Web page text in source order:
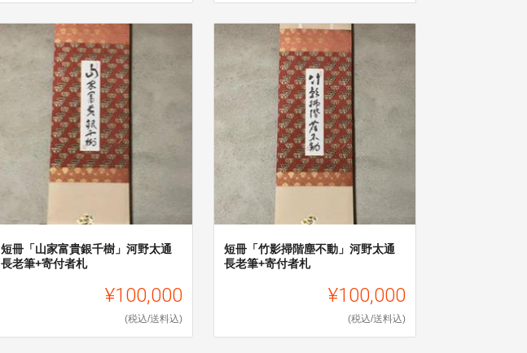
短冊「山家富貴銀千樹」河野太通
長老筆+寄付者札
¥100,000
(税込/送料込)
短冊「竹影掃階塵不動」河野太通
長老筆+寄付者札
¥100,000
(税込/送料込)